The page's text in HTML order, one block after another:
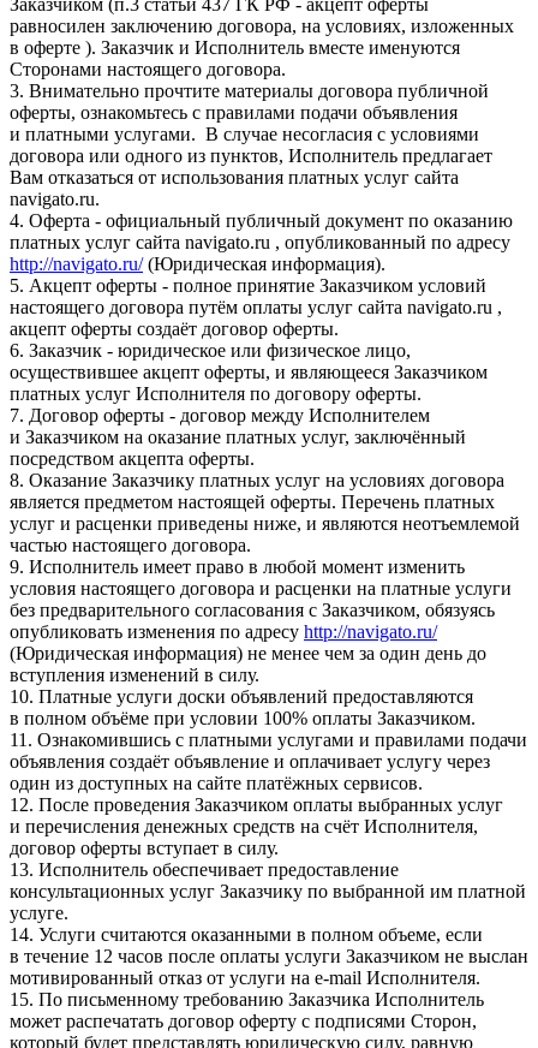
Заказчиком (п.3 статьи 437 ГК РФ - акцепт оферты
равносилен заключению договора, на условиях, изложенных
в оферте ). Заказчик и Исполнитель вместе именуются
Сторонами настоящего договора.
3. Внимательно прочтите материалы договора публичной
оферты, ознакомьтесь с правилами подачи объявления
и платными услугами. В случае несогласия с условиями
договора или одного из пунктов, Исполнитель предлагает
Вам отказаться от использования платных услуг сайта
navigato.ru.
4. Оферта - официальный публичный документ по оказанию
платных услуг сайта navigato.ru , опубликованный по адресу
http://navigato.ru/(Юридическая информация).
5. Акцепт оферты - полное принятие Заказчиком условий
настоящего договора путём оплаты услуг сайта navigato.ru ,
акцепт оферты создаёт договор оферты.
6. Заказчик - юридическое или физическое лицо,
осуществившее акцепт оферты, и являющееся Заказчиком
платных услуг Исполнителя по договору оферты.
7. Договор оферты - договор между Исполнителем
и Заказчиком на оказание платных услуг, заключённый
посредством акцепта оферты.
8. Оказание Заказчику платных услуг на условиях договора
является предметом настоящей оферты. Перечень платных
услуг и расценки приведены ниже, и являются неотъемлемой
частью настоящего договора.
9. Исполнитель имеет право в любой момент изменить
условия настоящего договора и расценки на платные услуги
без предварительного согласования с Заказчиком, обязуясь
опубликовать изменения по адресу http://navigato.ru/
(Юридическая информация) не менее чем за один день до
вступления изменений в силу.
10. Платные услуги доски объявлений предоставляются
в полном объёме при условии 100% оплаты Заказчиком.
11. Ознакомившись с платными услугами и правилами подачи
объявления создаёт объявление и оплачивает услугу через
один из доступных на сайте платёжных сервисов.
12. После проведения Заказчиком оплаты выбранных услуг
и перечисления денежных средств на счёт Исполнителя,
договор оферты вступает в силу.
13. Исполнитель обеспечивает предоставление
консультационных услуг Заказчику по выбранной им платной
услуге.
14. Услуги считаются оказанными в полном объеме, если
в течение 12 часов после оплаты услуги Заказчиком не выслан
мотивированный отказ от услуги на e-mail Исполнителя.
15. По письменному требованию Заказчика Исполнитель
может распечатать договор оферту с подписями Сторон,
который будет представлять юридическую силу, равную